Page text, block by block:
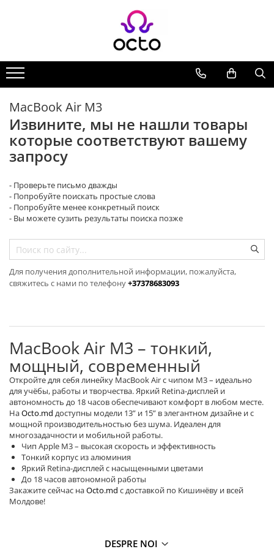
Компьютеры
Настольный ПК
Комплектующие ПК
Периферия
Хранение данных
Ноутбуки
Ноутбуки
Аксессуары для Ноутбуков
Планшеты
Планшеты
Дом и Сад
Камеры видеонаблюдения
Освещение
Лампы
Умный дом
Автотовары и Автоаксессуары
Аксессуары для Мойки Авто
Видеорегистраторы
Зеркала
Инструменты и оборудование
Номер на лобовом стекле
Портативные Автомобильные
MacBook Air M3
Извините, мы не нашли товары
которые соответствуют вашему
запросу
- Проверьте письмо дважды
- Попробуйте поискать простые слова
- Попробуйте менее конкретный поиск
- Вы можете сузить результаты поиска позже
Для получения дополнительной информации, пожалуйста,
свяжитесь с нами по телефону+37378683093
MacBook Air M3 – тонкий,
мощный, современный
Откройте для себя линейку MacBook Air с чипом M3 – идеально
для учёбы, работы и творчества. Яркий Retina-дисплей и
автономность до 18 часов обеспечивают комфорт в любом месте.
НаOcto.md доступны модели 13” и 15” в элегантном дизайне и с
мощной производительностью без шума. Идеален для
многозадачности и мобильной работы.
Чип Apple M3 – высокая скорость и эффективность
Тонкий корпус из алюминия
Яркий Retina-дисплей с насыщенными цветами
До 18 часов автономной работы
Закажите сейчас наOcto.md с доставкой по Кишинёву и всей
Молдове!
DESPRE NOI